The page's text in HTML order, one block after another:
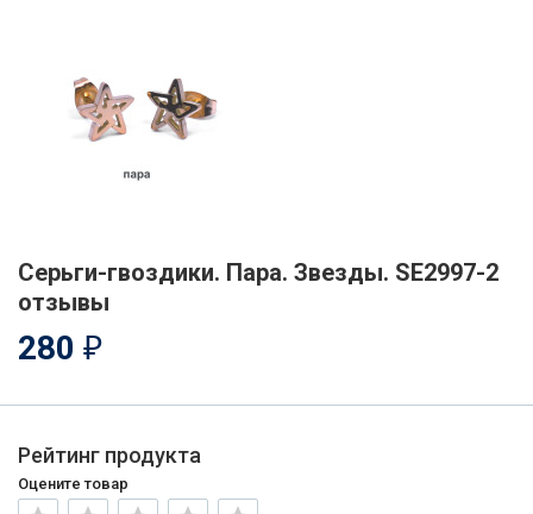
Серьги-гвоздики. Пара. Звезды. SE2997-2
отзывы
280 ₽
Рейтинг продукта
Оцените товар